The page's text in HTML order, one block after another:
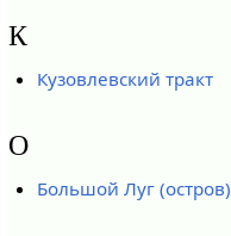
К
Кузовлевский тракт
О
Большой Луг (остров)